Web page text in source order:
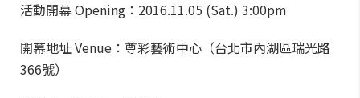
活動開幕 Opening：2016.11.05 (Sat.) 3:00pm
開幕地址 Venue：尊彩藝術中心（台北市內湖區瑞光路
366號）